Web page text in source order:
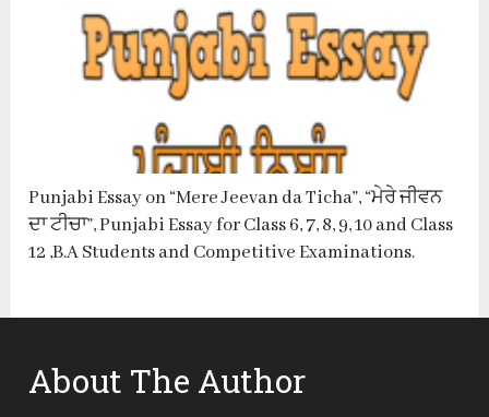
Punjabi Essay on “Mere Jeevan da Ticha”, “ਮੇਰੇ ਜੀਵਨ
ਦਾ ਟੀਚਾ”, Punjabi Essay for Class 6, 7, 8, 9, 10 and Class
12 ,B.A Students and Competitive Examinations.
About The Author